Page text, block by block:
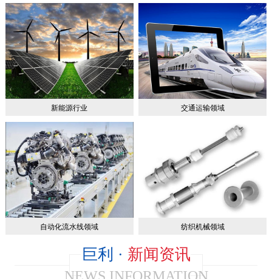
新能源行业 交通运输领域
自动化流水线领域 纺织机械领域
巨利 · 新闻资讯